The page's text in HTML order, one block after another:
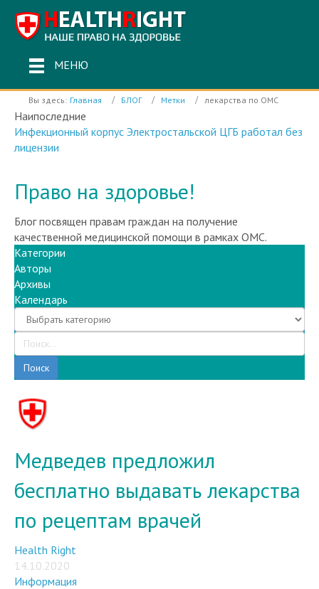
МЕНЮ
Вы здесь: Главная БЛОГ Метки лекарства по ОМС
Наипоследние
Инфекционный корпус Электростальской ЦГБ работал без
лицензии
Право на здоровье!
Блог посвящен правам граждан на получение
качественной медицинской помощи в рамках ОМС.
Категории
Авторы
Архивы
Календарь
Поиск
Медведев предложил
бесплатно выдавать лекарства
по рецептам врачей
Health Right
14.10.2020
Информация